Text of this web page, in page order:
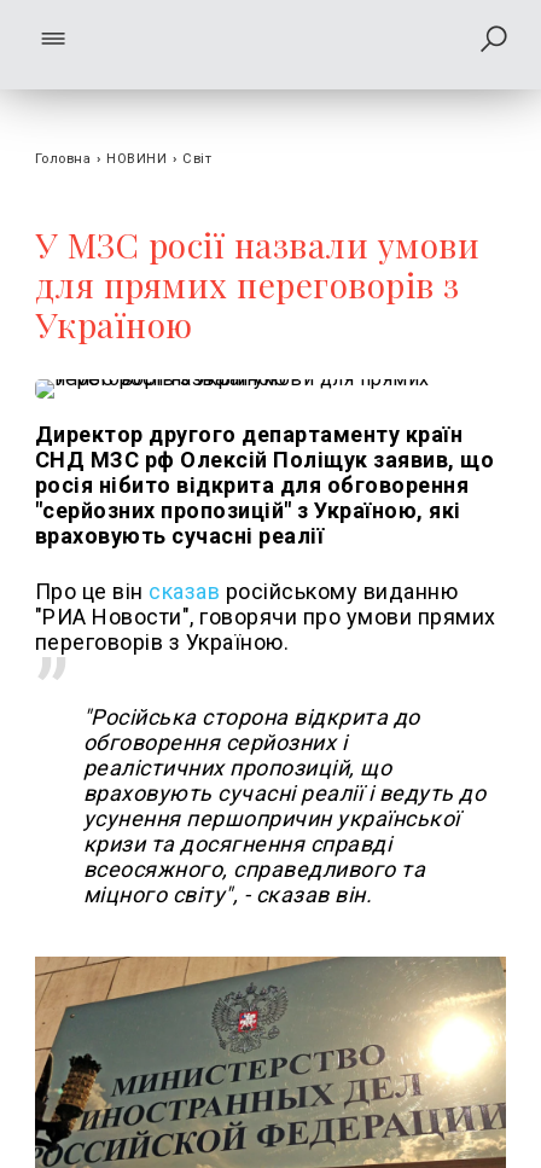
Головна › НОВИНИ › Світ
У МЗС росії назвали умови
для прямих переговорів з
Україною
Директор другого департаменту країн
СНД МЗС рф Олексій Поліщук заявив, що
росія нібито відкрита для обговорення
"серйозних пропозицій" з Україною, які
враховують сучасні реалії
Про це він сказав російському виданню
"РИА Новости", говорячи про умови прямих
переговорів з Україною.
"Російська сторона відкрита до
обговорення серйозних і
реалістичних пропозицій, що
враховують сучасні реалії і ведуть до
усунення першопричин української
кризи та досягнення справді
всеосяжного, справедливого та
міцного світу", - сказав він.